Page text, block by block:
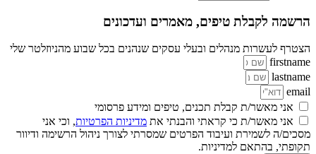
הרשמה לקבלת טיפים, מאמרים ועדכונים
הצטרף לעשרות מנהלים ובעלי עסקים שנהנים בכל שבוע מהניוזלטר שלי
firstname
lastname
email
אני מאשר/ת קבלת תכנים, טיפים ומידע פרסומי
אני מאשר/ת כי קראתי והבנתי את מדיניות הפרטיות, וכי אני
מסכים/ה לשמירת ועיבוד הפרטים שמסרתי לצורך ניהול הרשימה ודיוור
תקופתי, בהתאם למדיניות.